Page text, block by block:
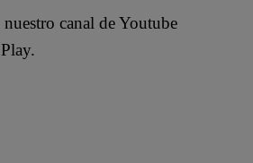
canal de Youtube